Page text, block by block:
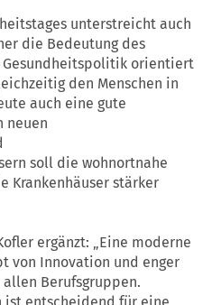
unterstreicht auch
die Bedeutung des
Gesundheitspolitik orientiert
den Menschen in
auch eine gute
neuen
soll die wohnortnahe
Krankenhäuser stärker
ergänzt: „Eine moderne
von Innovation und enger
Berufsgruppen.